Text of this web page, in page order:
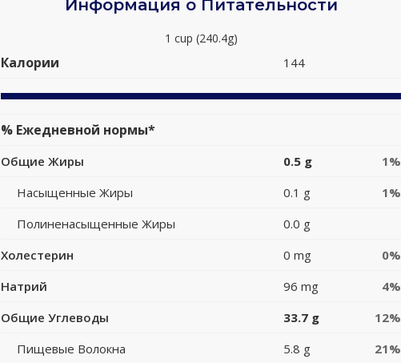
Информация о Питательности
1 cup (240.4g)
Калории 144
% Ежедневной нормы*
Общие Жиры 0.5 g
1%
Насыщенные Жиры
0.1 g
1%
Полиненасыщенные Жиры
0.0 g
Холестерин
0 mg
0%
Натрий
96 mg
4%
Общие Углеводы
33.7 g
12%
Пищевые Волокна
5.8 g
21%